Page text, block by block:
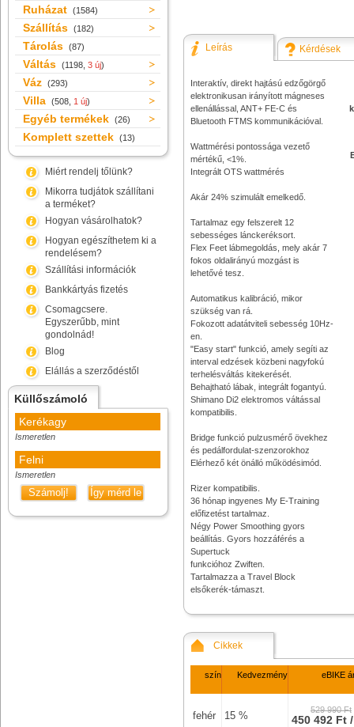
Ruházat (1584)
Szállítás (182)
Tárolás (87)
Váltás (1198, 3 új)
Váz (293)
Villa (508, 1 új)
Egyéb termékek (26)
Komplett szettek (13)
Miért rendelj tőlünk?
Mikorra tudjátok szállítani
a terméket?
Hogyan vásárolhatok?
Hogyan egészíthetem ki a
rendelésem?
Szállítási információk
Bankkártyás fizetés
Csomagcsere.
Egyszerűbb, mint
gondolnád!
Blog
Elállás a szerződéstől
Küllőszámoló
Kerékagy
Ismeretlen
Felni
Ismeretlen
Számolj! Így mérd le
Leírás Kérdések
Interaktív, direkt hajtású edzőgörgő
elektronikusan irányított mágneses
ellenállással, ANT+ FE-C és
Bluetooth FTMS kommunikációval.
Wattmérési pontossága vezető
mértékű, <1%.
Integrált OTS wattmérés
Akár 24% szimulált emelkedő.
Tartalmaz egy felszerelt 12
sebességes lánckeréksort.
Flex Feet lábmegoldás, mely akár 7
fokos oldalirányú mozgást is
lehetővé tesz.
Automatikus kalibráció, mikor
szükség van rá.
Fokozott adatátviteli sebesség 10Hz-
en.
"Easy start" funkció, amely segíti az
interval edzések közbeni nagyfokú
terhelésváltás kitekerését.
Behajtható lábak, integrált fogantyú.
Shimano Di2 elektromos váltással
kompatibilis.
Bridge funkció pulzusmérő övekhez
és pedálfordulat-szenzorokhoz
Elérhező két önálló működésimód.
Rizer kompatibilis.
36 hónap ingyenes My E-Training
előfizetést tartalmaz.
Négy Power Smoothing gyors
beállítás. Gyors hozzáférés a
Supertuck
funkcióhoz Zwiften.
Tartalmazza a Travel Block
elsőkerék-támaszt.
Cikkek
szín Kedvezmény eBIKE
fehér 15 % 529 990 Ft
450 492 Ft